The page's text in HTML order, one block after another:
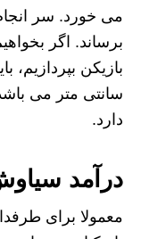
می خورد. سر
برساند. اگر
سانتی متر می
دارد.
درآمد
معمولا برای